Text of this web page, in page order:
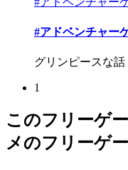
#アドベンチャー
グリンピースな話
1
このフリーゲ
メのフリーゲ